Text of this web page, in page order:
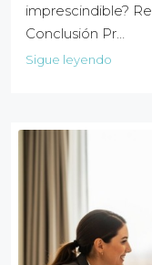
imprescindible?
Conclusión Pr…
Sigue leyendo